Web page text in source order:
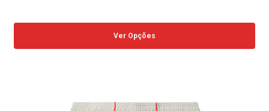
Ver Opções